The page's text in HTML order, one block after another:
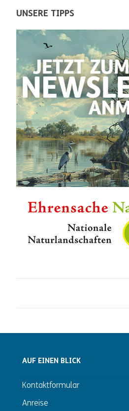
UNSERE TIPPS
AUF EINEN BLICK
Kontaktformular
Anreise